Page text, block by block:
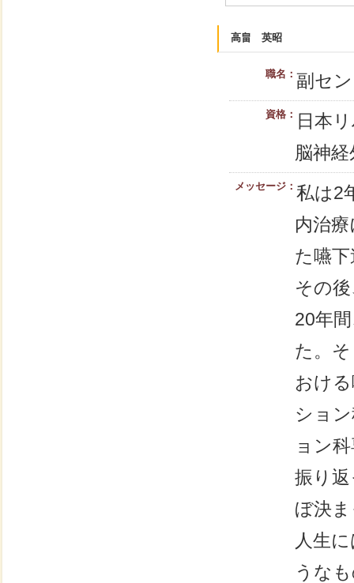
高畠 英昭
職名： 副セ
資格：
日本
脳神
メッセージ： 私は2
内治
た嚥
その
20年
た。
おけ
ショ
ョン
振り
ぼ決
人生
うな